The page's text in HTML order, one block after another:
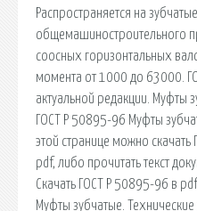
Распространяется на
общемашиностроительного
соосных горизонтальных
момента от 1000 до 63000.
актуальной редакции. Муфты
ГОСТ Р 50895-96 Муфты
этой странице можно
pdf, либо прочитать текст
Скачать ГОСТ Р 50895-96 в
Муфты зубчатые.